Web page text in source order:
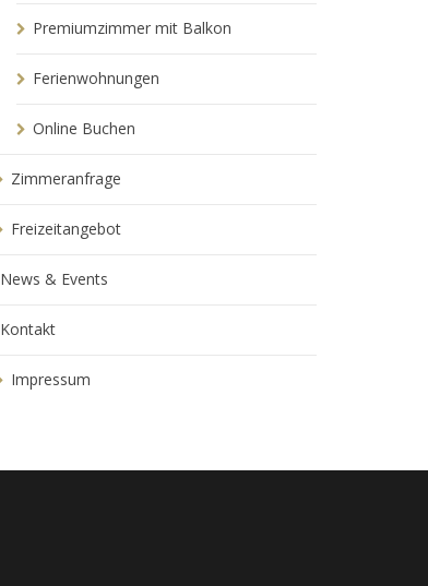
Premiumzimmer mit Balkon
Ferienwohnungen
Online Buchen
Zimmeranfrage
Freizeitangebot
News & Events
Kontakt
Impressum